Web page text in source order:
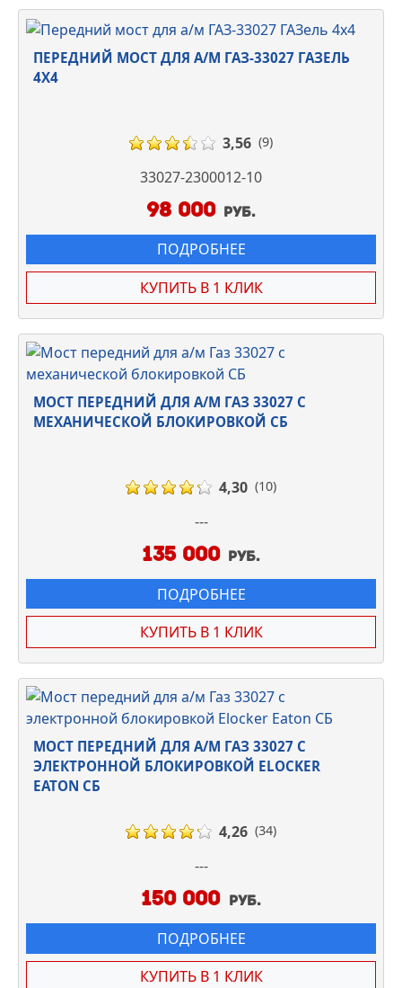
ПЕРЕДНИЙ МОСТ ДЛЯ А/М ГАЗ-33027 ГАЗЕЛЬ
4Х4
3,56 (9)
33027-2300012-10
98 000 руб.
ПОДРОБНЕЕ
КУПИТЬ В 1 КЛИК
МОСТ ПЕРЕДНИЙ ДЛЯ А/М ГАЗ 33027 С
МЕХАНИЧЕСКОЙ БЛОКИРОВКОЙ СБ
4,30 (10)
---
135 000 руб.
ПОДРОБНЕЕ
КУПИТЬ В 1 КЛИК
МОСТ ПЕРЕДНИЙ ДЛЯ А/М ГАЗ 33027 С
ЭЛЕКТРОННОЙ БЛОКИРОВКОЙ ELOCKER
EATON СБ
4,26 (34)
---
150 000 руб.
ПОДРОБНЕЕ
КУПИТЬ В 1 КЛИК